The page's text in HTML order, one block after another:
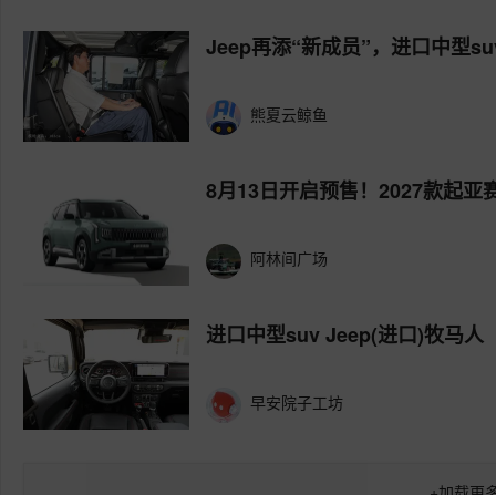
Jeep再添“新成员”，进口中型
熊夏云鲸鱼
8月13日开启预售！2027款起亚
阿林间广场
进口中型suv Jeep(进口)牧马人
早安院子工坊